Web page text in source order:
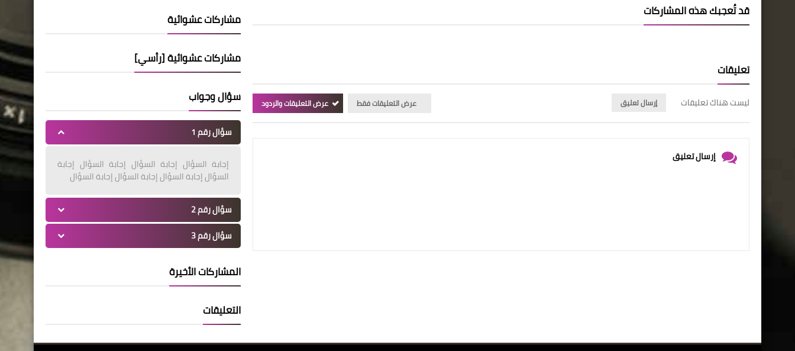
قد تُعجبك هذه المشاركات
تعليقات
ليست هناك تعليقات إرسال تعليق عرض التعليقات فقط عرض التعليقات والردود
إرسال تعليق
مشاركات عشوائية
مشاركات عشوائية [رأسي]
سؤال وجواب
سؤال رقم 1
إجابة السؤال إجابة السؤال إجابة السؤال إجابة
السؤال إجابة السؤال إجابة السؤال إجابة السؤال
سؤال رقم 2
سؤال رقم 3
المشاركات الأخيرة
التعليقات